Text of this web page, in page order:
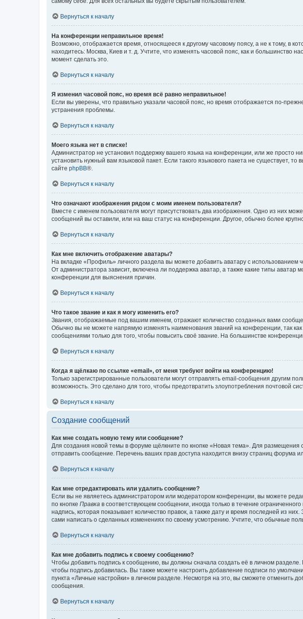
Вернуться к началу
На конференции неправильное время!
Возможно, отображается время, относящееся к другому часовому поясу, а не к тому, в
находитесь: Москва, Киев и т. д. Учтите, что изменять часовой пояс, как и большинство
момент сделать это.
Вернуться к началу
Я изменил часовой пояс, но время всё равно неправильное!
Если вы уверены, что правильно указали часовой пояс, но время отображается по-
устранения проблемы.
Вернуться к началу
Моего языка нет в списке!
Администратор не установил поддержку вашего языка на конференции, или же просто
установить нужный вам языковой пакет. Если такого языкового пакета не
сайте phpBB®.
Вернуться к началу
Что означают изображения рядом с моим именем пользователя?
Вместе с именем пользователя могут присутствовать два изображения. Одно из них
сообщений вы оставили, или на ваш статус на конференции. Другое, обычно более
Вернуться к началу
Как мне включить отображение аватары?
На вкладке «Профиль» личного раздела вы можете добавить аватару с
От администратора зависит, включена ли поддержка аватар, а также какие типы
конференции для выяснения причин.
Вернуться к началу
Что такое звание и как я могу изменить его?
Звания, отображаемые под вашим именем, отражают количество созданных вами
Обычно вы не можете напрямую изменять наименования званий на конференции, так
сообщениями только для того, чтобы повысить своё звание. На большинстве
Вернуться к началу
Когда я щёлкаю по ссылке «email», от меня требуют войти на конференцию!
Только зарегистрированные пользователи могут отправлять email-сообщения другим
возможность. Это сделано для того, чтобы предотвратить злоупотребления почтовой
Вернуться к началу
Создание сообщений
Как мне создать новую тему или сообщение?
Для создания новой темы в форуме щёлкните по кнопке «Новая тема». Для размещения
отправить сообщение. Перечень ваших прав доступа находится внизу страниц
Вернуться к началу
Как мне отредактировать или удалить сообщение?
Если вы не являетесь администратором или модератором конференции, вы можете
по кнопке Правка в соответствующем сообщении, иногда только в течение
надпись, которая показывает количество правок, а также дату и время последней из
сами написать о сделанных изменениях по своему усмотрению. Учтите, что обычные
Вернуться к началу
Как мне добавить подпись к своему сообщению?
Чтобы добавить подпись к сообщению, вы должны сначала создать её в личном
чтобы подпись добавилась. Вы также можете настроить добавление подписи по
пункта «Личные настройки» в личном разделе. Несмотря на это, вы сможете отменить
сообщения.
Вернуться к началу